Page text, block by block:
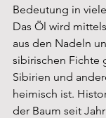
Bedeutung in
Das Öl wird
aus den Nadeln
sibirischen Fichte
Sibirien und
heimisch ist.
der Baum seit